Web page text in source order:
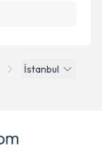
İstanbul